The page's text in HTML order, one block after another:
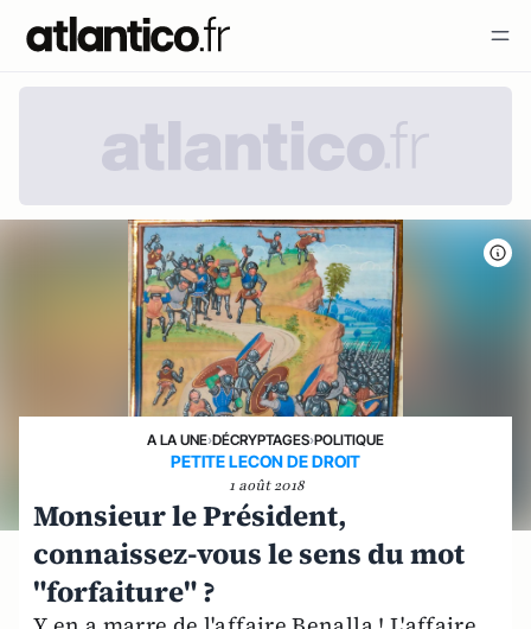
A LA UNE›DÉCRYPTAGES›POLITIQUE
PETITE LECON DE DROIT
1 août 2018
Monsieur le Président,
connaissez-vous le sens du mot
"forfaiture" ?